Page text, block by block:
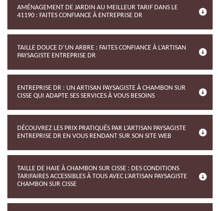
AMÉNAGEMENT DE JARDIN AU MEILLEUR TARIF DANS LE
41190 : FAITES CONFIANCE À ENTREPRISE DR
TAILLE DOUCE D’UN ARBRE : FAITES CONFIANCE À L’ARTISAN
PAYSAGISTE ENTREPRISE DR
ENTREPRISE DR : UN ARTISAN PAYSAGISTE À CHAMBON SUR
CISSE QUI ADAPTE SES SERVICES À VOUS BESOINS
DÉCOUVREZ LES PRIX PRATIQUÉS PAR L’ARTISAN PAYSAGISTE
ENTREPRISE DR EN VOUS RENDANT SUR SON SITE WEB
TAILLE DE HAIE À CHAMBON SUR CISSE : DES CONDITIONS
TARIFAIRES ACCESSIBLES À TOUS AVEC L’ARTISAN PAYSAGISTE
CHAMBON SUR CISSE